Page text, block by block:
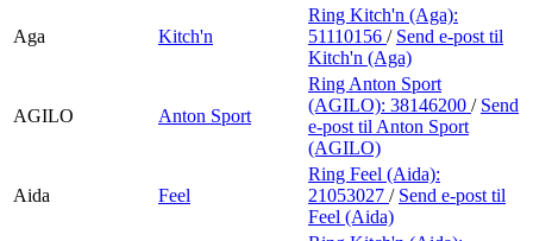
Aga Kitch'n
Ring Kitch'n (Aga):
51110156 / Send e-post til
Kitch'n (Aga)
AGILO Anton Sport
Ring Anton Sport
(AGILO): 38146200 / Send
e-post til Anton Sport
(AGILO)
Aida Feel
Ring Feel (Aida):
21053027 / Send e-post til
Feel (Aida)